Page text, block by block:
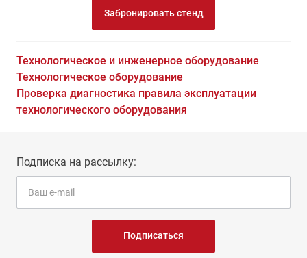
Забронировать стенд
Технологическое и инженерное оборудование
Технологическое оборудование
Проверка диагностика правила эксплуатации
технологического оборудования
Подписка на рассылку:
Подписаться